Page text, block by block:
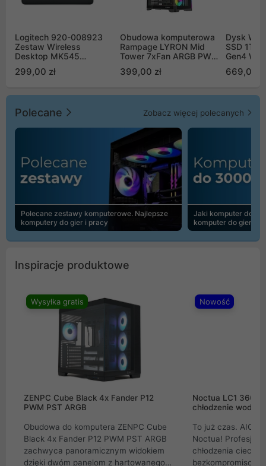
Logitech 920-008923
Zestaw Wireless
Desktop MK545
299,00 zł
Obudowa komputerowa
Rampage LYRON Mid
Tower 7xFan ARGB PWM
399,00 zł
Dysk WD
SSD 1TB
Gen4
669,00
Polecane Zobacz więcej polecanych
Polecane zestawy komputerowe. Najlepsze
komputery do gier i pracy
Jaki komputer do
komputer do gier |
Inspiracje produktowe
Wysyłka gratis
ZENPC Cube Black 4x Fander P12
PWM PST ARGB
Obudowa do komputera ZENPC Cube
Black 4x Fander P12 PWM PST ARGB
zachwyca panoramicznym widokiem
dzięki dwóm panelom z hartowanego
Nowość
Noctua LC1
chłodzenie wodne
To już czas. AIO
Noctua!
chłodzenia cieczą